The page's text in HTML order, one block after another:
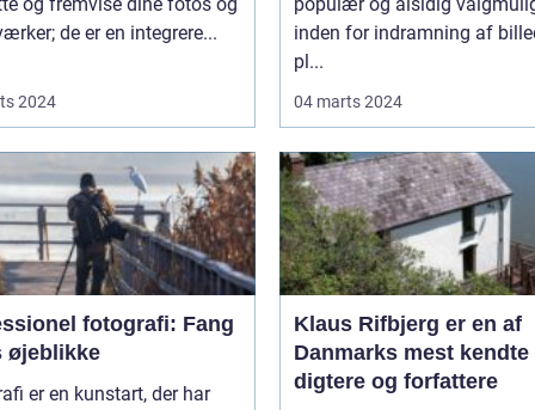
de er en integrere...
2024
inden for indramning af
pl...
04 marts 2024
fotografi: Fang
øjeblikke
er en kunstart, der har
Klaus Rifbjerg er en af
Danmarks mest kendte
digtere og forfattere